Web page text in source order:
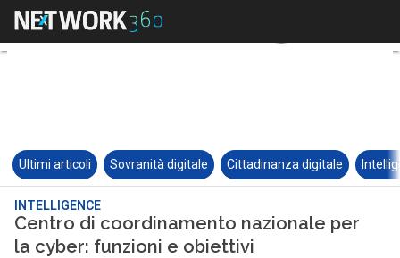
Ultimi articoli Sovranità digitale Cittadinanza digitale
INTELLIGENCE
Centro di coordinamento nazionale per
la cyber: funzioni e obiettivi